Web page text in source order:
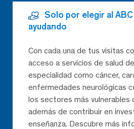
Solo por elegir al
ayudando
Con cada una de tus visitas
acceso a servicios de salud
especialidad como cáncer,
enfermedades neurológicas
los sectores más vulnerables
además de contribuir en
enseñanza. Descubre más